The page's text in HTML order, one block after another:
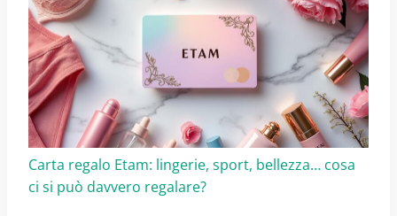
Carta regalo Etam: lingerie, sport, bellezza… cosa
ci si può davvero regalare?